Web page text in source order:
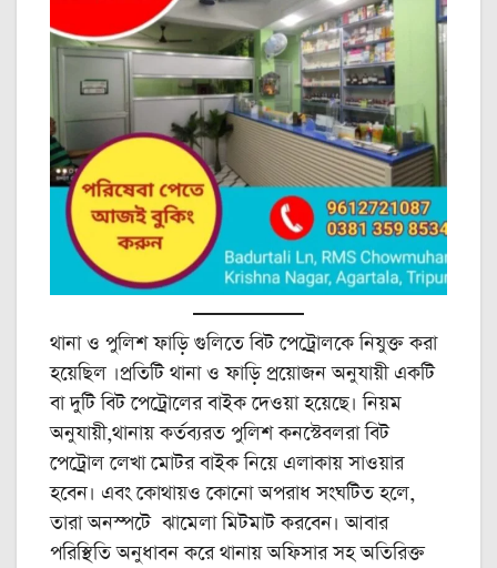
থানা ও পুলিশ ফাড়ি গুলিতে বিট পেট্রোলকে নিযুক্ত করা
হয়েছিল ।প্রতিটি থানা ও ফাড়ি প্রয়োজন অনুযায়ী একটি
বা দুটি বিট পেট্রোলের বাইক দেওয়া হয়েছে। নিয়ম
অনুযায়ী,থানায় কর্তব্যরত পুলিশ কনস্টেবলরা বিট
পেট্রোল লেখা মোটর বাইক নিয়ে এলাকায় সাওয়ার
হবেন। এবং কোথায়ও কোনো অপরাধ সংঘটিত হলে,
তারা অনস্পটে ঝামেলা মিটমাট করবেন। আবার
পরিস্থিতি অনুধাবন করে থানায় অফিসার সহ অতিরিক্ত